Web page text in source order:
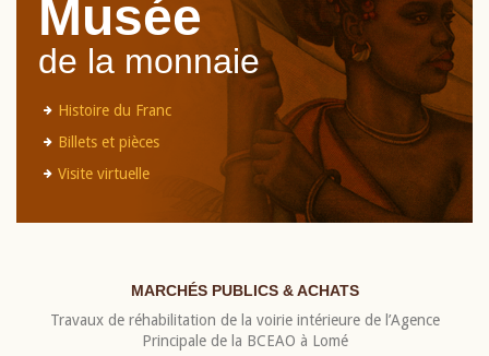
Musée
de la monnaie
Histoire du Franc
Billets et pièces
Visite virtuelle
MARCHÉS PUBLICS & ACHATS
Travaux de réhabilitation de la voirie intérieure de l’Agence
Principale de la BCEAO à Lomé